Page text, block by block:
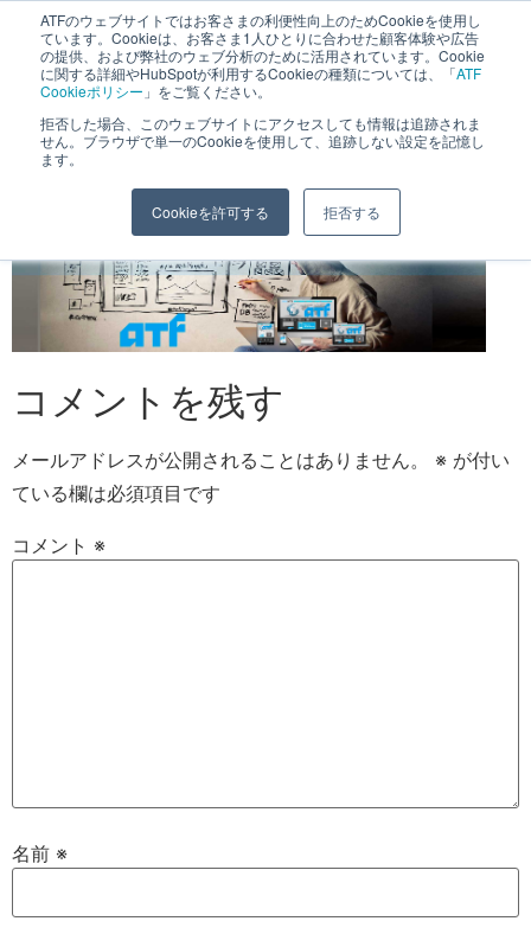
ATFのウェブサイトではお客さまの利便性向上のためCookieを使用し
ています。Cookieは、お客さま1人ひとりに合わせた顧客体験や広告
の提供、および弊社のウェブ分析のために活用されています。Cookie
に関する詳細やHubSpotが利用するCookieの種類については、「ATF
Cookieポリシー 」をご覧ください。
拒否した場合、このウェブサイトにアクセスしても情報は追跡されま
せん。ブラウザで単一のCookieを使用して、追跡しない設定を記憶し
ます。
Cookieを許可する 拒否する
長野県長野市・松本市ウェブ制作事業部 コンサルティングFIRM
back1
コメントを残す
メールアドレスが公開されることはありません。 ※ が付い
ている欄は必須項目です
コメント ※
名前 ※